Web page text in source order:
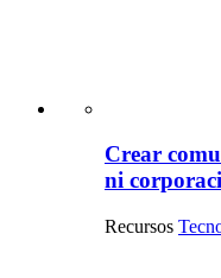
Crear
ni
Recursos